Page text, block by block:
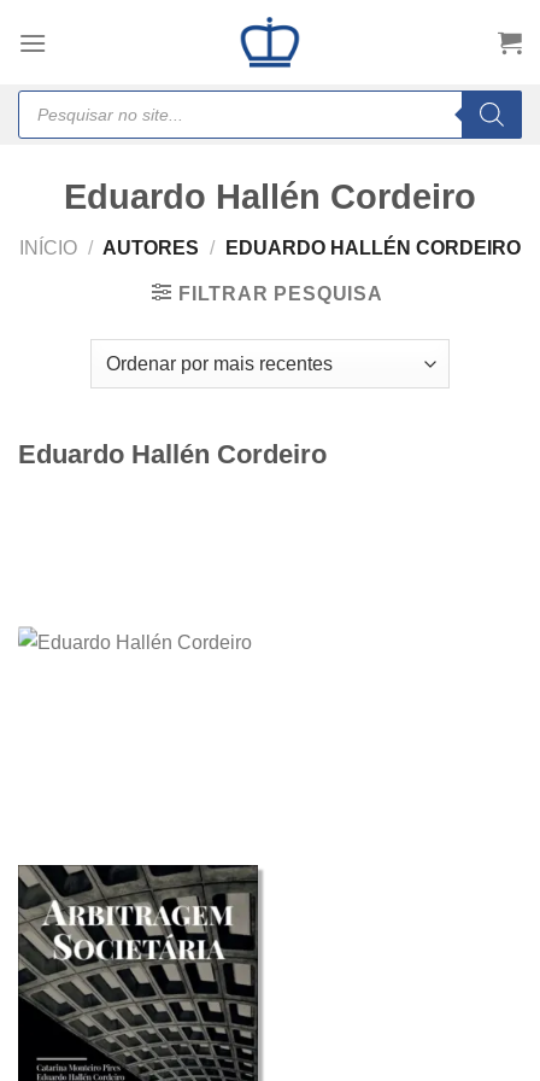
Products
search
Eduardo Hallén Cordeiro
INÍCIO / AUTORES / EDUARDO HALLÉN CORDEIRO
FILTRAR PESQUISA
Eduardo Hallén Cordeiro